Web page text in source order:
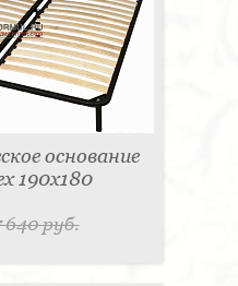
основание
190x180
640 руб.